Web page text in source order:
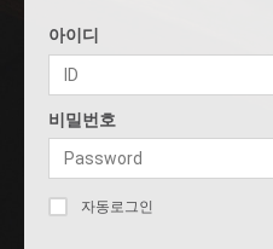
아이디
비밀번호
자동로그인